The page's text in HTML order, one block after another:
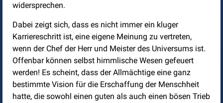
widersprechen.
Dabei zeigt sich, dass es nicht immer ein kluger
Karriereschritt ist, eine eigene Meinung zu vertreten,
wenn der Chef der Herr und Meister des Universums ist.
Offenbar können selbst himmlische Wesen gefeuert
werden! Es scheint, dass der Allmächtige eine ganz
bestimmte Vision für die Erschaffung der Menschheit
hatte, die sowohl einen guten als auch einen bösen Trieb